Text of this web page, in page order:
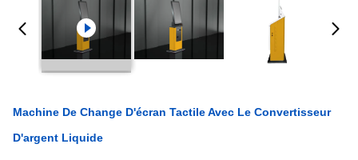
Machine De Change D'écran Tactile Avec Le Convertisseur
D'argent Liquide